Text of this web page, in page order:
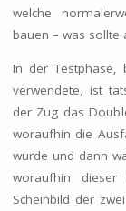
welche
bauen – was sollte
In der Testphase,
verwendete, ist
der Zug das
woraufhin die
wurde und dann
woraufhin dieser
Scheinbild der